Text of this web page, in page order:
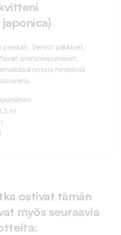
pensas. Versot piikkiset.
oranssinpunaiset.
hedelmiä
m
ostivat tämän
myös seuraavia